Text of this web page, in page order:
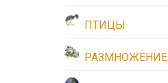
ПТИЦЫ
РАЗМНОЖЕНИЕ